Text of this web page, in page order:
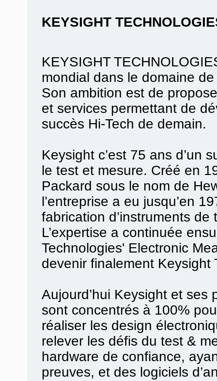
KEYSIGHT
KEYSIGHT
mondial dans le domaine
Son ambition est de
et services permettant de
succès Hi-Tech de demain.
Keysight c’est 75 ans d’un
le test et mesure. Créé en
Packard sous le nom de
l’entreprise a eu jusqu’en
fabrication d’instruments
L’expertise a continuée
Technologies' Electronic
devenir finalement Keysight
Aujourd’hui Keysight et ses
sont concentrés à 100%
réaliser les design
relever les défis du test &
hardware de confiance,
preuves, et des logiciels